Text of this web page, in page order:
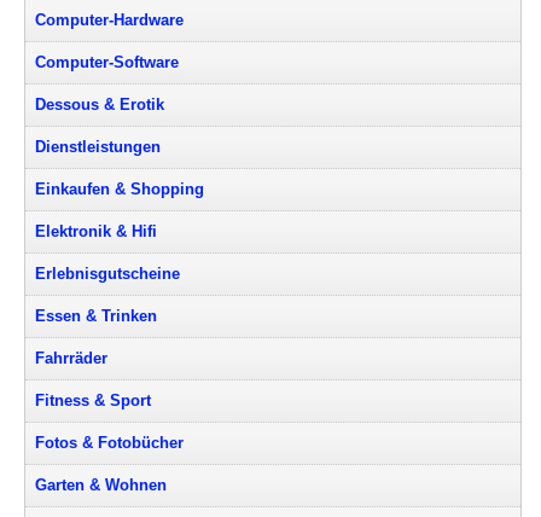
Computer-Hardware
Computer-Software
Dessous & Erotik
Dienstleistungen
Einkaufen & Shopping
Elektronik & Hifi
Erlebnisgutscheine
Essen & Trinken
Fahrräder
Fitness & Sport
Fotos & Fotobücher
Garten & Wohnen